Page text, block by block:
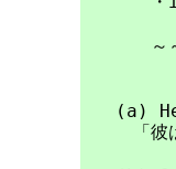
～～～～
(a) He
「彼は息